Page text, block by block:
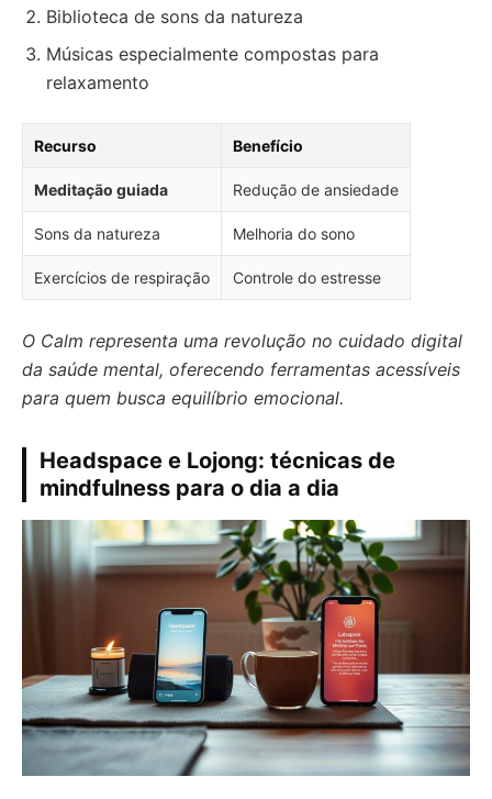
Biblioteca de sons da natureza
Músicas especialmente compostas para
relaxamento
Recurso Benefício
Meditação guiada Redução de ansiedade
Sons da natureza Melhoria do sono
Exercícios de respiração Controle do estresse
O Calm representa uma revolução no cuidado digital
da saúde mental, oferecendo ferramentas acessíveis
para quem busca equilíbrio emocional.
Headspace e Lojong: técnicas de
mindfulness para o dia a dia